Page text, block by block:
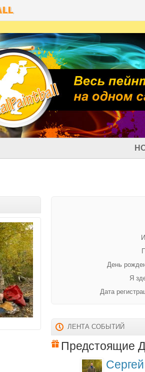
День
Я
Дата
ЛЕНТА СОБЫТИЙ
Предстоящие
Сергей